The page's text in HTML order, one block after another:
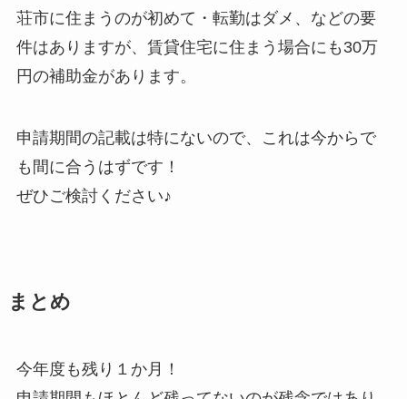
荘市に住まうのが初めて・転勤はダメ、などの要
件はありますが、賃貸住宅に住まう場合にも30万
円の補助金があります。
申請期間の記載は特にないので、これは今からで
も間に合うはずです！
ぜひご検討ください♪
まとめ
今年度も残り１か月！